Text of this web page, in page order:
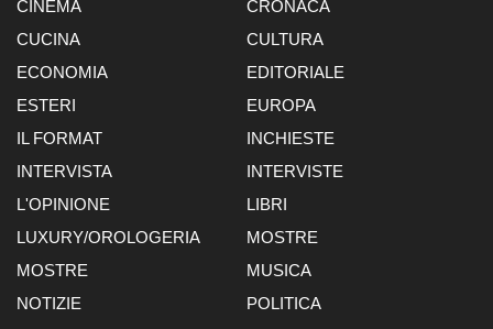
CINEMA
CRONACA
CUCINA
CULTURA
ECONOMIA
EDITORIALE
ESTERI
EUROPA
IL FORMAT
INCHIESTE
INTERVISTA
INTERVISTE
L'OPINIONE
LIBRI
LUXURY/OROLOGERIA
MOSTRE
MOSTRE
MUSICA
NOTIZIE
POLITICA